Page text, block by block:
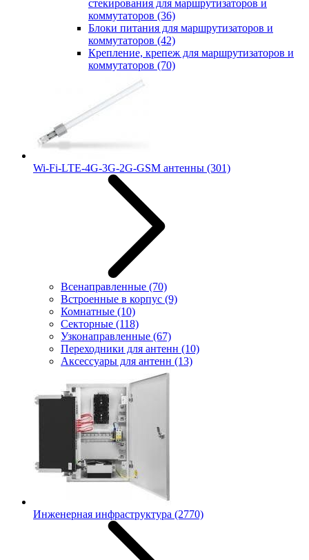
стекирования для маршрутизаторов и
коммутаторов (36)
Блоки питания для маршрутизаторов и
коммутаторов (42)
Крепление, крепеж для маршрутизаторов и
коммутаторов (70)
Wi-Fi-LTE-4G-3G-2G-GSM антенны (301)
Всенаправленные (70)
Встроенные в корпус (9)
Комнатные (10)
Секторные (118)
Узконаправленные (67)
Переходники для антенн (10)
Аксессуары для антенн (13)
Инженерная инфраструктура (2770)